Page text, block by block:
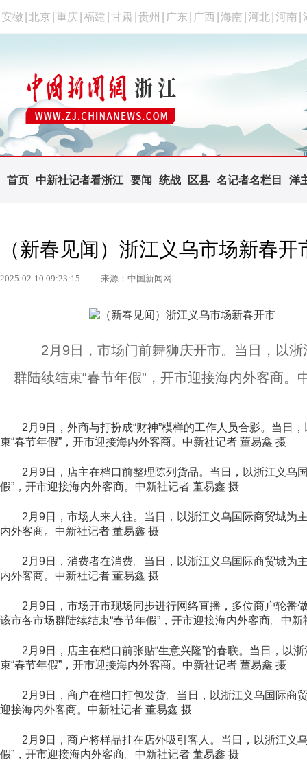
安徽 北京 重庆 福建 甘肃 贵州 广东 广西 海南 河北 河南
首页 中新社记者看浙江 要闻 统战 区县 名记者名栏目 洋
（新春见闻）浙江义乌市场新春开
2025-02-10 09:23:15 来源：中国新闻网
2月9日，市场门前舞狮庆开市。当日，以浙
群陆续结束“春节年假”，开市迎接海内外客商。
2月9日，外商与打扮成“财神”模样的工作人员合影。当日
束“春节年假”，开市迎接海内外客商。中新社记者 董易鑫 摄
2月9日，店主在档口前整理陈列货品。当日，以浙江义乌
假”，开市迎接海内外客商。中新社记者 董易鑫 摄
2月9日，市场人来人往。当日，以浙江义乌国际商贸城为主
内外客商。中新社记者 董易鑫 摄
2月9日，消费者在消费。当日，以浙江义乌国际商贸城为主
内外客商。中新社记者 董易鑫 摄
2月9日，市场开市现场同步进行网络直播，多位商户轮番
该市各市场群陆续结束“春节年假”，开市迎接海内外客商。中
2月9日，店主在档口前张贴“生意兴隆”的春联。当日，以浙
束“春节年假”，开市迎接海内外客商。中新社记者 董易鑫 摄
2月9日，商户在档口打包发货。当日，以浙江义乌国际商贸
迎接海内外客商。中新社记者 董易鑫 摄
2月9日，商户将样品挂在店外吸引客人。当日，以浙江义
假”，开市迎接海内外客商。中新社记者 董易鑫 摄